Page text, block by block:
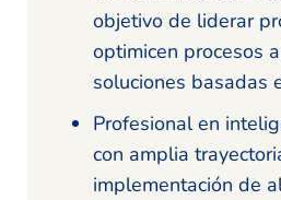
objetivo de liderar
optimicen procesos
soluciones basadas
Profesional en
con amplia
implementación de